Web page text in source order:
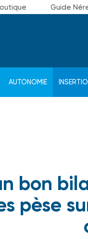
Guide
AUTONOMIE
bon
pèse